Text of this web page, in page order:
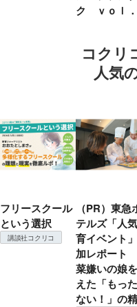
ク ｖｏｌ
コクリ
人気
フリースクール
という選択
講談社コクリコ
（PR）東急
テルズ「人
育イベント
加レポート
菜嫌いの娘
えた「もっ
ない！」の